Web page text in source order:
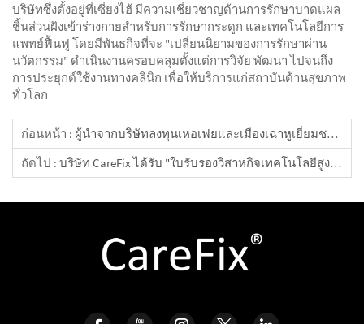
บริษัทซึ่งตั้งอยู่ที่เซี่ยงไฮ้ มีความเชี่ยวชาญด้านการรักษาบาดแผล
ชิ้นส่วนฝังเข้าร่างกายสำหรับการรักษากระดูก และเทคโนโลยีการ
แพทย์ฟื้นฟู โดยมีพันธกิจที่จะ "เปลี่ยนนิยามของการรักษาผ่าน
นวัตกรรม" ดำเนินงานครอบคลุมตั้งแต่การวิจัย พัฒนา ไปจนถึง
การประยุกต์ใช้งานทางคลินิก เพื่อให้บริการแก่สถาบันด้านสุขภาพ
ทั่วโลก
ก่อนหน้า : ผู้นำจากบริษัทลงทุนเหอเฟยและเมืองเฉาหูเยี่ยมชมบริษัทเซี่ยงไฮ้แคร์ฟิกซ์ เมดิคอล
ถัดไป : บริษัท CareFix ได้รับ "ใบรับรองวิสาหกิจเทคโนโลยีสูง" ฉบับล่าสุด